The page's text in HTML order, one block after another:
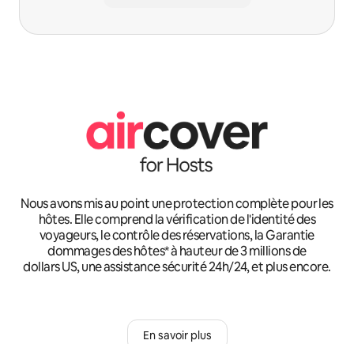
Nous avons mis au point une protection complète pour les
hôtes. Elle comprend la vérification de l'identité des
voyageurs, le contrôle des réservations, la Garantie
dommages des hôtes* à hauteur de 3 millions de
dollars US, une assistance sécurité 24h/24, et plus encore.
En savoir plus